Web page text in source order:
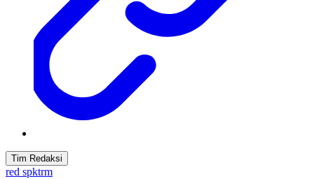
Tim Redaksi
red spktrm